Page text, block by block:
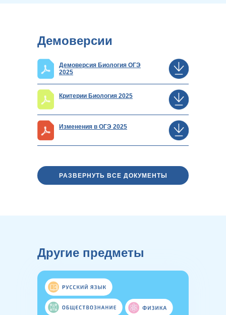
Изменения в ОГЭ 2025
Демоверсии
Критерии Биология 2025
РАЗВЕРНУТЬ ВСЕ ДОКУМЕНТЫ
Демоверсия Биология ОГЭ
2025
Другие предметы